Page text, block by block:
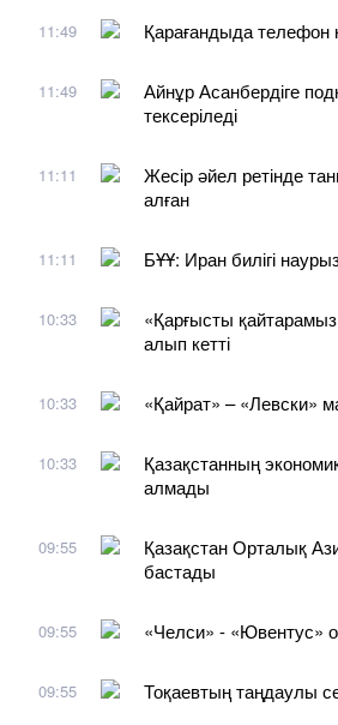
11:49 Қарағандыда телефон
11:49
Айнұр Асанбердіге
тексеріледі
11:11
Жесір әйел ретінде
алған
11:11 БҰҰ: Иран билігі
10:33
«Қарғысты
алып кетті
10:33 «Қайрат» – «Левски»
10:33
Қазақстанның
алмады
09:55
Қазақстан Орталық
бастады
09:55 «Челси» - «Ювентус»
09:55 Тоқаевтың таңдаулы